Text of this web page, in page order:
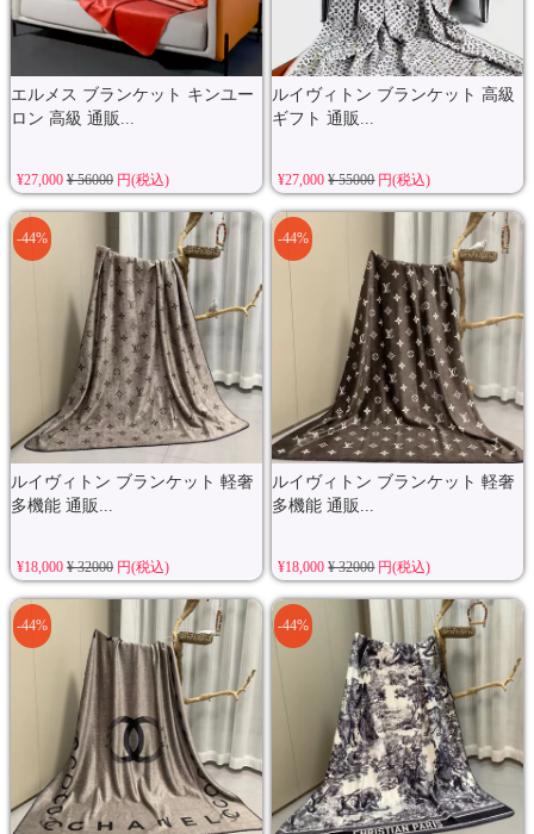
エルメス ブランケット キンユー
ロン 高級 通販...
¥27,000 ¥ 56000円(税込)
ルイヴィトン ブランケット 高級
ギフト 通販...
¥27,000¥ 55000円(税込)
ルイヴィトン ブランケット 軽奢
多機能 通販...
-44%
¥18,000 ¥ 32000円(税込)
ルイヴィトン ブランケット 軽奢
多機能 通販...
-44%
¥18,000¥ 32000円(税込)
-44% -44%